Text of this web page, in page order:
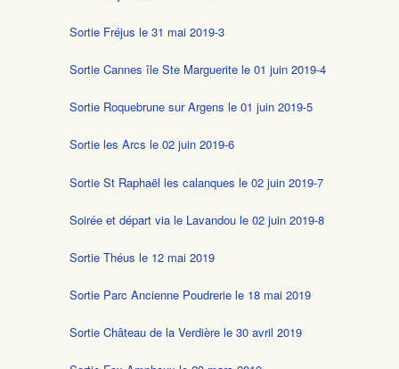
Sortie Fréjus le 31 mai 2019-3
Sortie Cannes île Ste Marguerite le 01 juin 2019-4
Sortie Roquebrune sur Argens le 01 juin 2019-5
Sortie les Arcs le 02 juin 2019-6
Sortie St Raphaël les calanques le 02 juin 2019-7
Soirée et départ via le Lavandou le 02 juin 2019-8
Sortie Théus le 12 mai 2019
Sortie Parc Ancienne Poudrerie le 18 mai 2019
Sortie Château de la Verdière le 30 avril 2019